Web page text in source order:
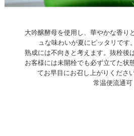
大吟醸酵母を使用し、華やかな香り
ュな味わいが夏にピッタリです。
熟成には不向きと考えます。抜栓後
お客様には未開栓でも必ず立てた状
てお早目にお召し上がりください
常温便流通可